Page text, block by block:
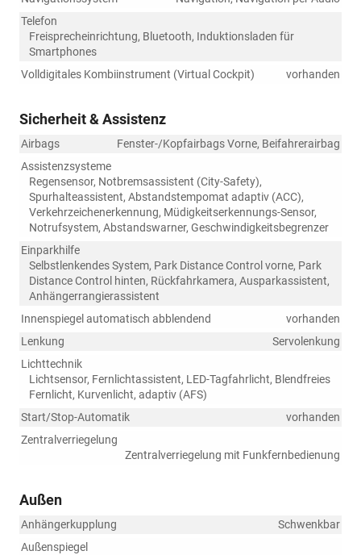
Telefon
Freisprecheinrichtung, Bluetooth, Induktionsladen für
Smartphones
Volldigitales Kombiinstrument (Virtual Cockpit)
vorhanden
Sicherheit & Assistenz
Airbags
Fenster-/Kopfairbags Vorne, Beifahrerairbag
Assistenzsysteme
Regensensor, Notbremsassistent (City-Safety),
Spurhalteassistent, Abstandstempomat adaptiv (ACC),
Verkehrzeichenerkennung, Müdigkeitserkennungs-Sensor,
Notrufsystem, Abstandswarner, Geschwindigkeitsbegrenzer
Einparkhilfe
Selbstlenkendes System, Park Distance Control vorne, Park
Distance Control hinten, Rückfahrkamera, Ausparkassistent,
Anhängerrangierassistent
Innenspiegel automatisch abblendend
vorhanden
Lenkung
Servolenkung
Lichttechnik
Lichtsensor, Fernlichtassistent, LED-Tagfahrlicht, Blendfreies
Fernlicht, Kurvenlicht, adaptiv (AFS)
Start/Stop-Automatik
vorhanden
Zentralverriegelung
Zentralverriegelung mit Funkfernbedienung
Außen
Anhängerkupplung
Schwenkbar
Außenspiegel